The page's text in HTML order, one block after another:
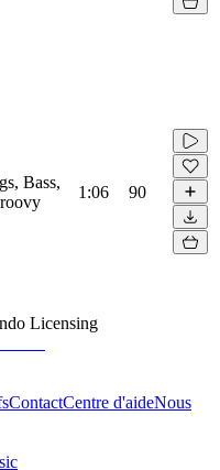
Bass,
1:06 90
Licensing
ContactCentre d'aideNous